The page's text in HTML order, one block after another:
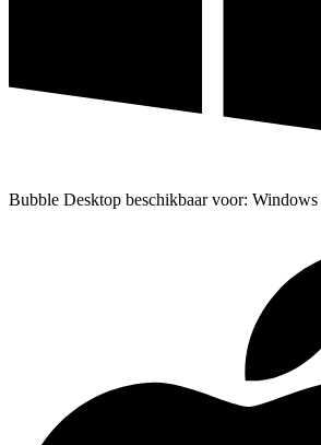
Bubble Desktop beschikbaar voor: Windows